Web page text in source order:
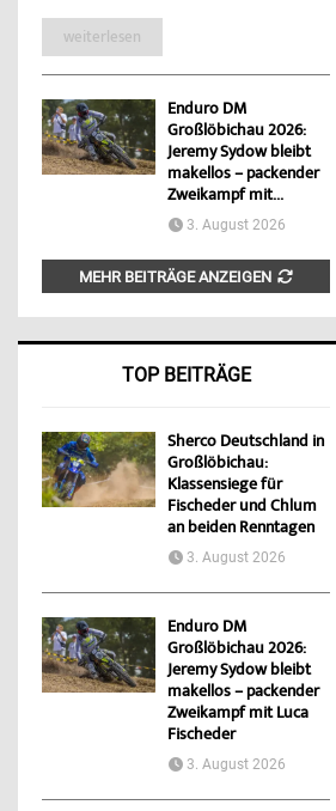
weiterlesen
Enduro DM
Großlöbichau 2026:
Jeremy Sydow bleibt
makellos – packender
Zweikampf mit...
3. August 2026
MEHR BEITRÄGE ANZEIGEN
TOP BEITRÄGE
Sherco Deutschland in
Großlöbichau:
Klassensiege für
Fischeder und Chlum
an beiden Renntagen
3. August 2026
Enduro DM
Großlöbichau 2026:
Jeremy Sydow bleibt
makellos – packender
Zweikampf mit Luca
Fischeder
3. August 2026